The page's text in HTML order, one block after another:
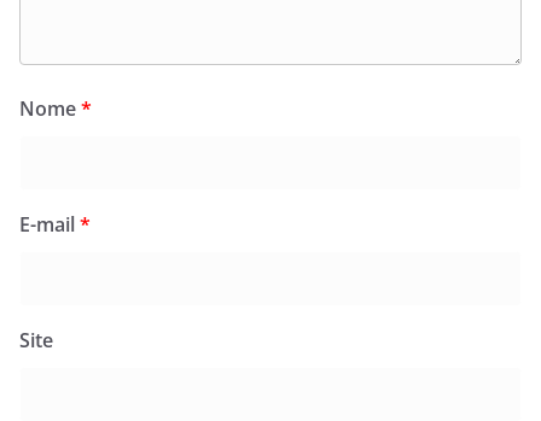
Nome*
E-mail*
Site